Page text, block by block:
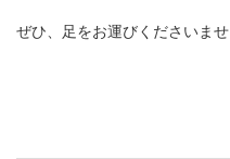
ぜひ、足をお運びくださいませ